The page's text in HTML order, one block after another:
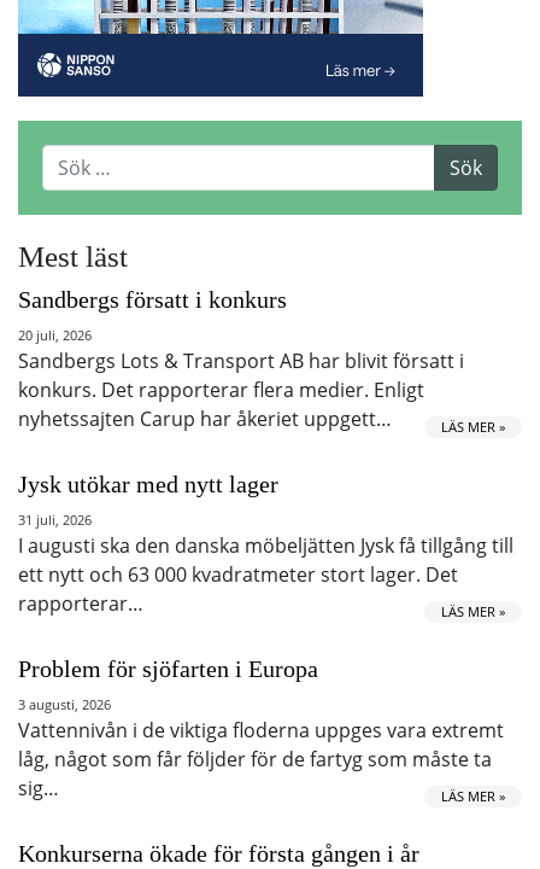
Mest läst
Sandbergs försatt i konkurs
20 juli, 2026
Sandbergs Lots & Transport AB har blivit försatt i
konkurs. Det rapporterar flera medier. Enligt
nyhetssajten Carup har åkeriet uppgett…
LÄS MER »
Jysk utökar med nytt lager
31 juli, 2026
I augusti ska den danska möbeljätten Jysk få tillgång till
ett nytt och 63 000 kvadratmeter stort lager. Det
rapporterar…
LÄS MER »
Problem för sjöfarten i Europa
3 augusti, 2026
Vattennivån i de viktiga floderna uppges vara extremt
låg, något som får följder för de fartyg som måste ta
sig…
LÄS MER »
Konkurserna ökade för första gången i år